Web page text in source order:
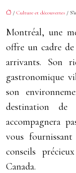
/ Culture et découvertes /
Montréal, une
offre un cadre
arrivants. Son
gastronomique
son
destination
accompagnera
vous
conseils
Canada.